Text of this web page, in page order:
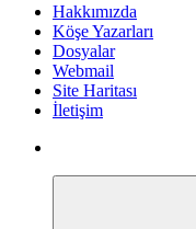
Hakkımızda
Köşe Yazarları
Dosyalar
Webmail
Site Haritası
İletişim